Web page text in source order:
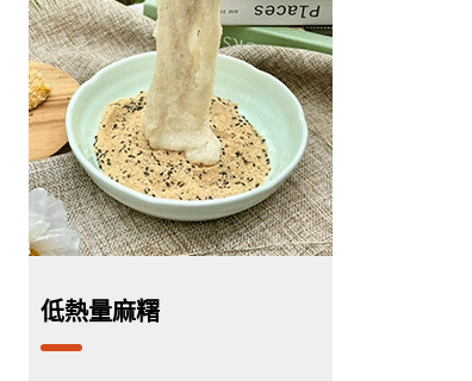
低熱量麻糬